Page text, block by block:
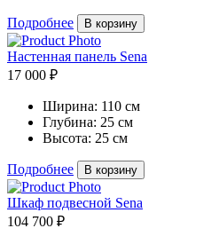
Подробнее В корзину
Настенная панель Sena
17 000 ₽
Ширина: 110 см
Глубина: 25 см
Высота: 25 см
Подробнее В корзину
Шкаф подвесной Sena
104 700 ₽